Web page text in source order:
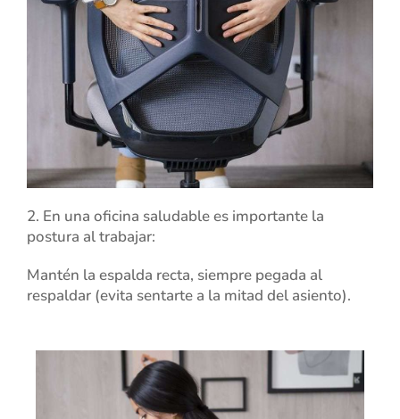
2. En una oficina saludable es importante la
postura al trabajar:
Mantén la espalda recta, siempre pegada al
respaldar (evita sentarte a la mitad del asiento).